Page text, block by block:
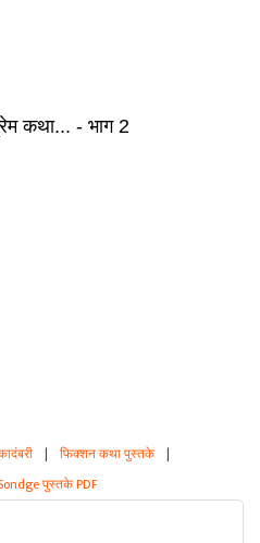
कथा... - भाग 2
| फिक्शन कथा पुस्तके |
पुस्तके PDF